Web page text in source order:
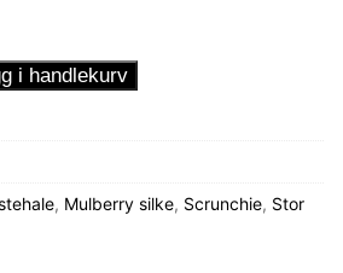
i handlekurv
, Mulberry silke, Scrunchie, Stor